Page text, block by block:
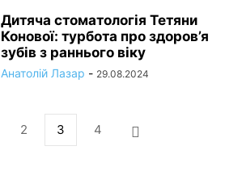
Дитяча стоматологія Тетяни
Конової: турбота про здоров’я
зубів з раннього віку
Анатолій Лазар - 29.08.2024
2 3 4